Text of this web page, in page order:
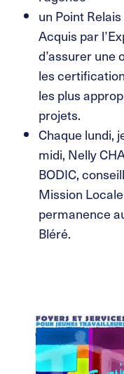
un Point
Acquis par
d’assurer une
les
les plus
projets.
Chaque lundi,
midi, Nelly
BODIC,
Mission
permanence
Bléré.